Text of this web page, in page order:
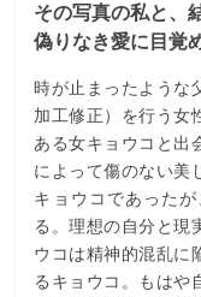
その写真の私と、
偽りなき愛に目覚
時が止まったような
加工修正）を行う女
ある女キョウコと出
によって傷のない美
キョウコであった
る。理想の自分と現
ウコは精神的混乱に
るキョウコ。もはや